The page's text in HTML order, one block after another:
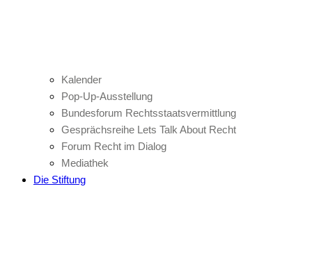
Kalender
Pop-Up-Ausstellung
Bundesforum Rechtsstaatsvermittlung
Gesprächsreihe Lets Talk About Recht
Forum Recht im Dialog
Mediathek
Die Stiftung